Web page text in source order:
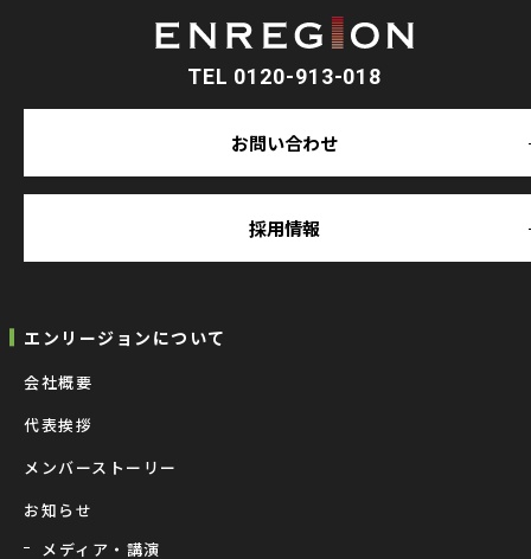
TEL 0120-913-018
お問い合わせ
採用情報
エンリージョンについて
会社概要
代表挨拶
メンバーストーリー
お知らせ
メディア・講演